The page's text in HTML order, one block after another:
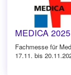
MEDICA 2025
Fachmesse für
17.11. bis